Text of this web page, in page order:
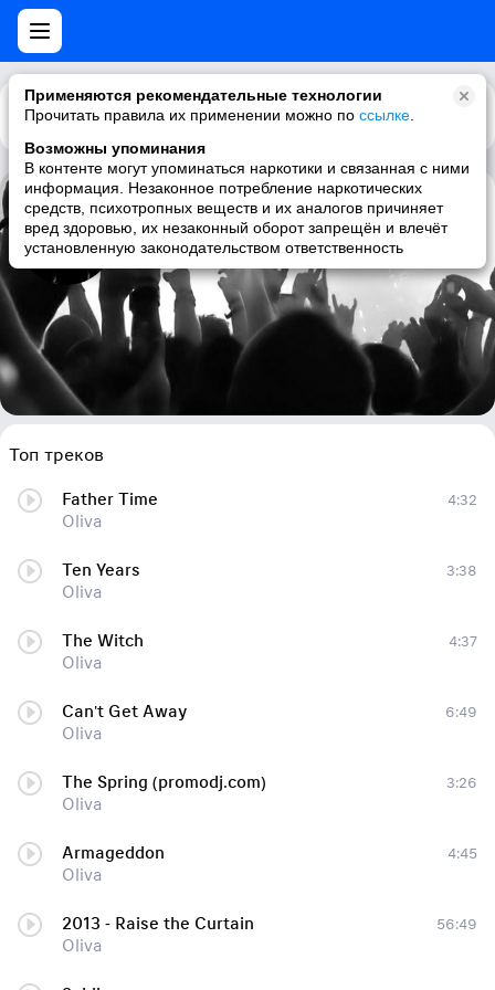
Применяются рекомендательные технологии
Прочитать правила их применении можно по ссылке
Возможны упоминания
В контенте могут упоминаться наркотики и связанная с ними
информация. Незаконное потребление наркотических
средств, психотропных веществ и их аналогов причиняет
вред здоровью, их незаконный оборот запрещён и влечёт
установленную законодательством ответственность
Каталог Рекомендации
Oliva
Топ треков
Father Time
Oliva
4:32
Ten Years
Oliva
3:38
The Witch
Oliva
4:37
Can't Get Away
Oliva
6:49
The Spring (promodj.com)
Oliva
3:26
Armageddon
Oliva
4:45
2013 - Raise the Curtain
Oliva
56:49